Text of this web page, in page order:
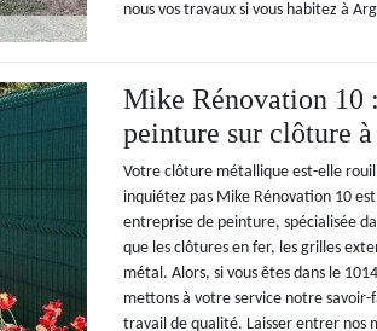
nous vos travaux si vous habitez à
Mike Rénovation 10
peinture sur clôture
Votre clôture métallique est-elle
inquiétez pas Mike Rénovation 10
entreprise de peinture, spécialisée
que les clôtures en fer, les grilles
métal. Alors, si vous êtes dans le
mettons à votre service notre
travail de qualité. Laisser entrer nos